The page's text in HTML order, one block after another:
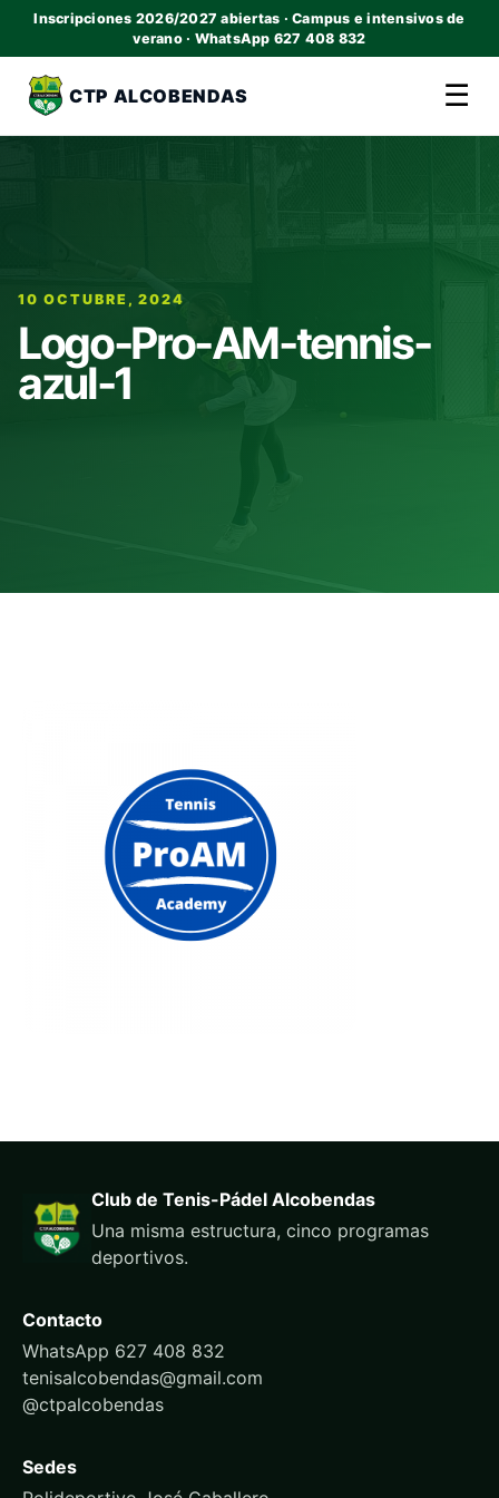
Inscripciones 2026/2027 abiertas · Campus e intensivos de
verano · WhatsApp 627 408 832
CTP ALCOBENDAS ☰
10 OCTUBRE, 2024
Logo-Pro-AM-tennis-
azul-1
Club de Tenis-Pádel Alcobendas
Una misma estructura, cinco programas
deportivos.
Contacto
WhatsApp 627 408 832
tenisalcobendas@gmail.com
@ctpalcobendas
Sedes